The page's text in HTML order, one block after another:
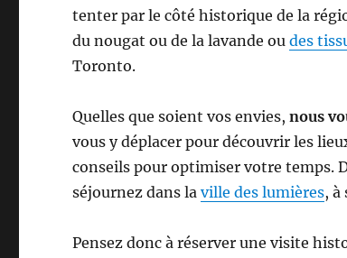
tenter par le côté historique de la
du nougat ou de la lavande oudes
Toronto.
Quelles que soient vos envies,nous
vous y déplacer pour découvrir les
conseils pour optimiser votre temps.
séjournez dans laville des lumières, à
Pensez donc à réserver une visite